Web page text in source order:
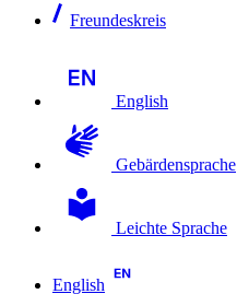
Freundeskreis
English
Gebärdensprache
Leichte Sprache
English